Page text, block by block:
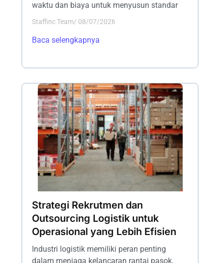
waktu dan biaya untuk menyusun standar
Staffinc Team/ 08/07/2026
Baca selengkapnya
Strategi Rekrutmen dan
Outsourcing Logistik untuk
Operasional yang Lebih Efisien
Industri logistik memiliki peran penting
dalam menjaga kelancaran rantai pasok,